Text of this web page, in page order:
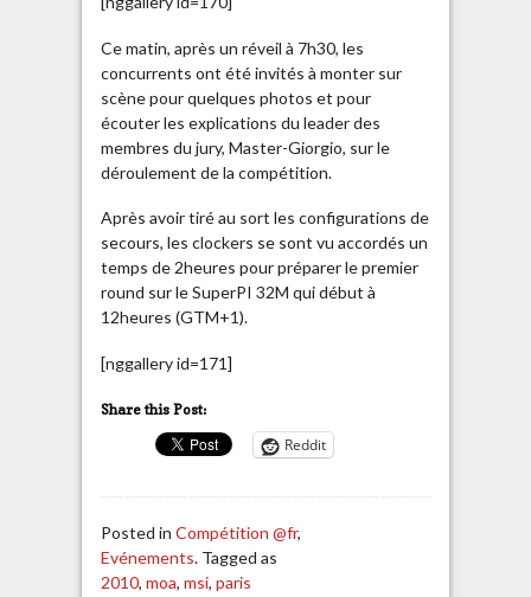
Ce matin, après un réveil à 7h30, les
concurrents ont été invités à monter sur
scène pour quelques photos et pour
écouter les explications du leader des
membres du jury, Master-Giorgio, sur le
déroulement de la compétition.
Après avoir tiré au sort les configurations de
secours, les clockers se sont vu accordés un
temps de 2heures pour préparer le premier
round sur le SuperPI 32M qui début à
12heures (GTM+1).
[nggallery id=171]
Share this Post:
Reddit
Posted in Compétition @fr,
Evénements. Tagged as
2010, moa, msi, paris